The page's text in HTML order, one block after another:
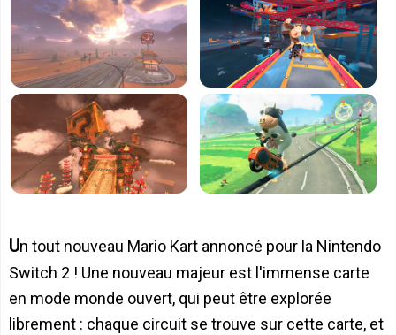
Un tout nouveau Mario Kart annoncé pour la Nintendo
Switch 2 ! Une nouveau majeur est l'immense carte
en mode monde ouvert, qui peut être explorée
librement : chaque circuit se trouve sur cette carte, et